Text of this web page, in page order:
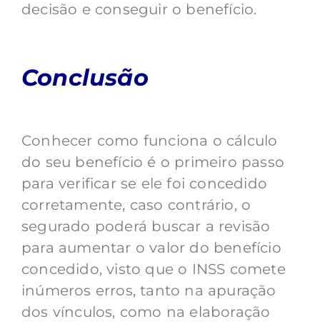
decisão e conseguir o benefício.
Conclusão
Conhecer como funciona o cálculo
do seu benefício é o primeiro passo
para verificar se ele foi concedido
corretamente, caso contrário, o
segurado poderá buscar a revisão
para aumentar o valor do benefício
concedido, visto que o INSS comete
inúmeros erros, tanto na apuração
dos vínculos, como na elaboração